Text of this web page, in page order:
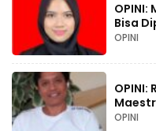
OPINI:
Bisa
OPINI
OPINI:
OPINI